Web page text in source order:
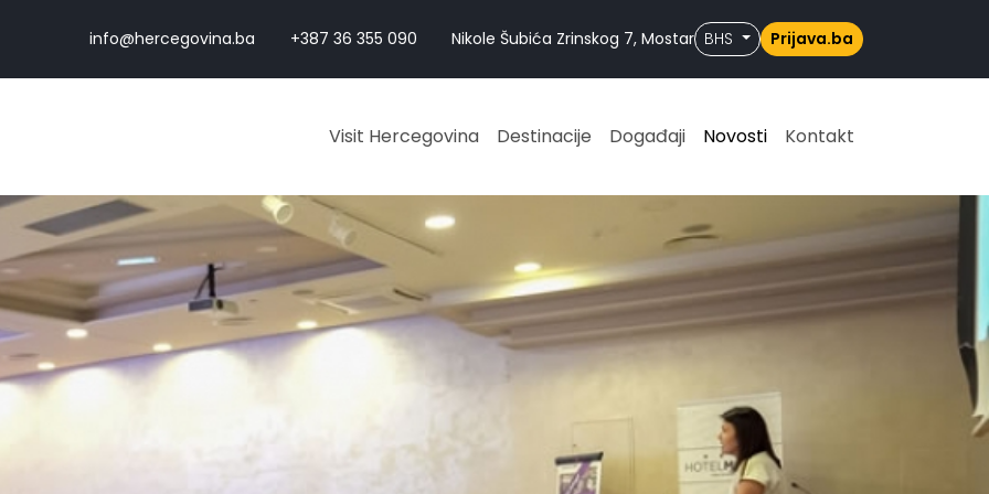
info@hercegovina.ba +387 36 355 090 Nikole Šubića Zrinskog 7, Mostar BHS Prijava.ba
Visit Hercegovina Destinacije Događaji Novosti Kontakt